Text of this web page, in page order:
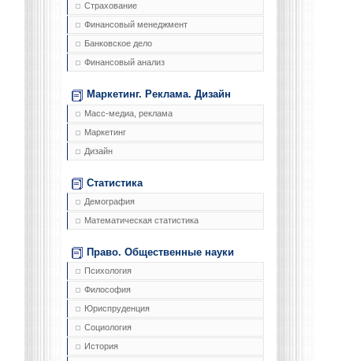
Страхование
Финансовый менеджмент
Банковское дело
Финансовый анализ
Маркетинг. Реклама. Дизайн
Масс-медиа, реклама
Маркетинг
Дизайн
Статистика
Демография
Математическая статистика
Право. Общественные науки
Психология
Философия
Юриспруденция
Социология
История